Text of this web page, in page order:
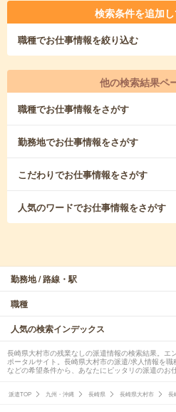
検索条件を追加
職種でお仕事情報を絞り込む
他の検索結果ペ
職種でお仕事情報をさがす
勤務地でお仕事情報をさがす
こだわりでお仕事情報をさがす
人気のワードでお仕事情報をさがす
勤務地 / 路線・駅
職種
人気の検索インデックス
長崎県大村市の残業なしの派遣情報の検索結果。エ
ポータルサイト。長崎県大村市の派遣/求人情報を
などの希望条件から、あなたにピッタリの派遣のお
派遣TOP 九州・沖縄 長崎県 長崎県大村市 長